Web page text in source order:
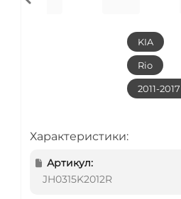
KIA
Rio
2011-2017
Характеристики:
Артикул:
JH0315K2012R